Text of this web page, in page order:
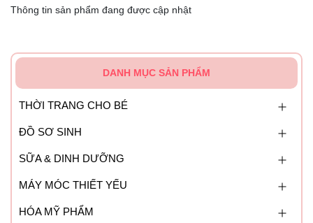
Thông tin sản phẩm đang được cập nhật
DANH MỤC SẢN PHẨM
THỜI TRANG CHO BÉ
ĐỒ SƠ SINH
SỮA & DINH DƯỠNG
MÁY MÓC THIẾT YẾU
HÓA MỸ PHẨM